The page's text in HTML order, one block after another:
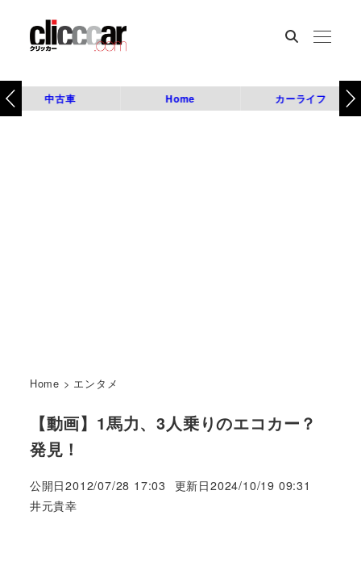
中古車 Home カーライフ
Home > エンタメ
【動画】1馬力、3人乗りのエコカー？
発見！
公開日2012/07/28 17:03 更新日2024/10/19 09:31
著
井元貴幸